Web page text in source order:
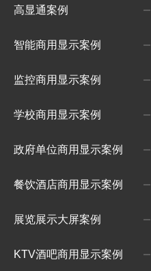
高显通案例
智能商用显示案例
监控商用显示案例
学校商用显示案例
政府单位商用显示案例
餐饮酒店商用显示案例
展览展示大屏案例
KTV酒吧商用显示案例